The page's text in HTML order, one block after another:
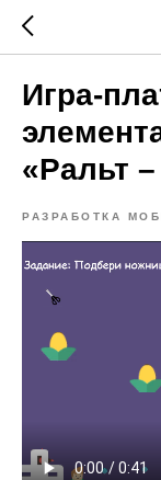
Игра-
«Ральт
РАЗРАБОТКА